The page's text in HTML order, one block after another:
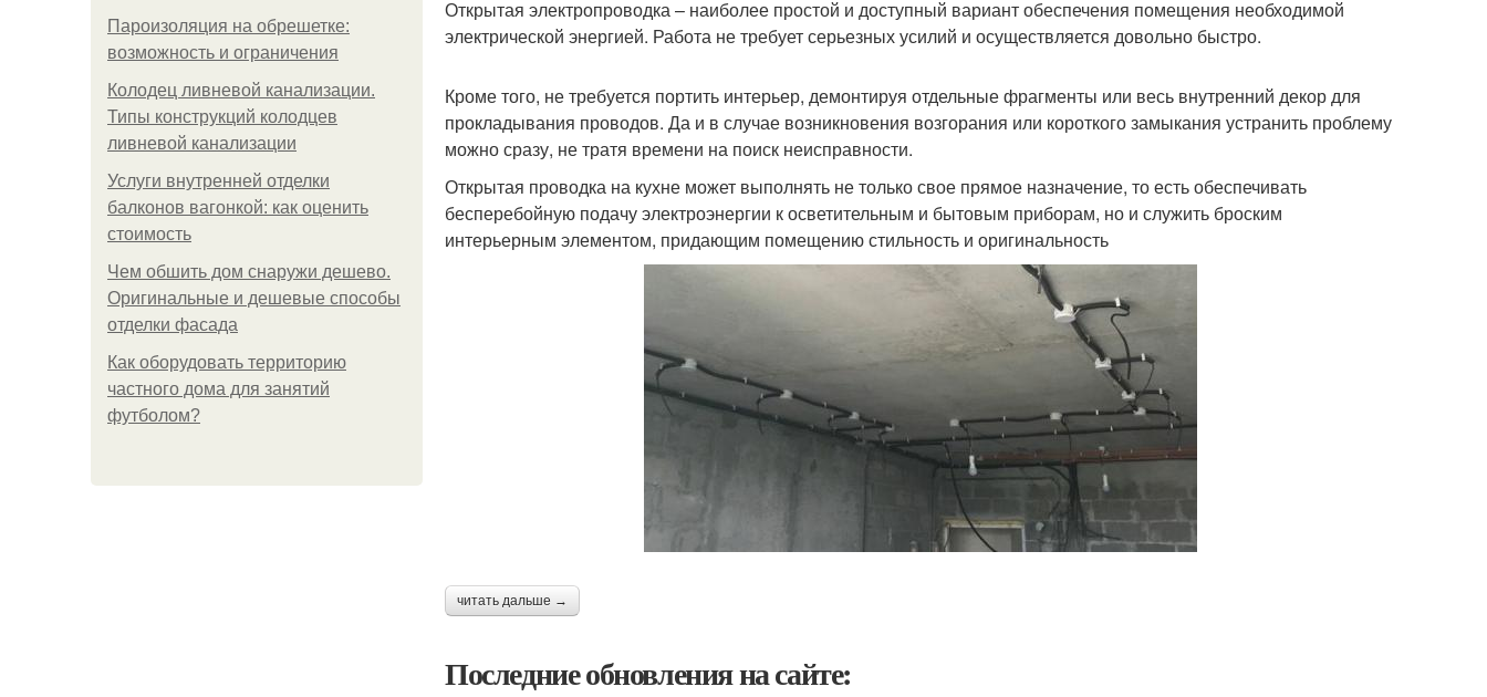
Пароизоляция на обрешетке:
возможность и ограничения
Колодец ливневой канализации.
Типы конструкций колодцев
ливневой канализации
Услуги внутренней отделки
балконов вагонкой: как оценить
стоимость
Чем обшить дом снаружи дешево.
Оригинальные и дешевые способы
отделки фасада
Как оборудовать территорию
частного дома для занятий
футболом?
Открытая электропроводка – наиболее простой и доступный вариант обеспечения помещения необходимой
электрической энергией. Работа не требует серьезных усилий и осуществляется довольно быстро.
Кроме того, не требуется портить интерьер, демонтируя отдельные фрагменты или весь внутренний декор для
прокладывания проводов. Да и в случае возникновения возгорания или короткого замыкания устранить проблему
можно сразу, не тратя времени на поиск неисправности.
Открытая проводка на кухне может выполнять не только свое прямое назначение, то есть обеспечивать
бесперебойную подачу электроэнергии к осветительным и бытовым приборам, но и служить броским
интерьерным элементом, придающим помещению стильность и оригинальность
читать дальше →
Последние обновления на сайте: